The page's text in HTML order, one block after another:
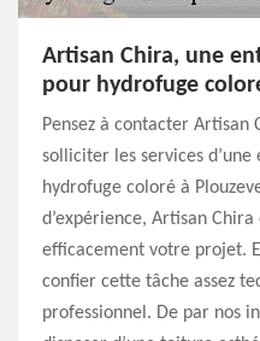
Artisan Chira, une
pour hydrofuge
Pensez à contacter Artisan
solliciter les services
hydrofuge coloré à
d’expérience, Artisan
efficacement votre projet.
confier cette tâche assez
professionnel. De par nos